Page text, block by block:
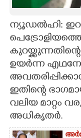
CARTOONS
LITERATURE
ZOOM
CONTACT US
ന്യൂഡൽഹി:
ഉയർന്ന
ഇതിന്റെ
വലിയ
അധികൃതർ.